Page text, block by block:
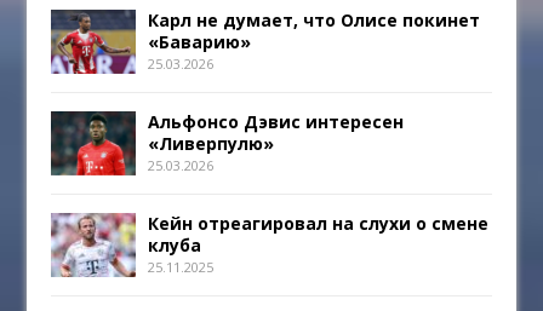
Карл не думает, что Олисе покинет
«Баварию»
25.03.2026
Альфонсо Дэвис интересен
«Ливерпулю»
25.03.2026
Кейн отреагировал на слухи о смене
клуба
25.11.2025